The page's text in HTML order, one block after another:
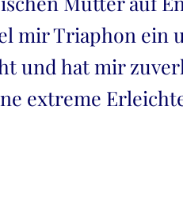
mir Triaphon ein
und hat mir
extreme